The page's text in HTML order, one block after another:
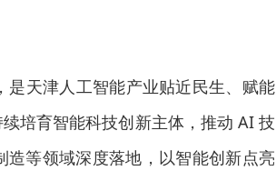
天津人工智能产业贴近民生、赋能
培育智能科技创新主体，推动 AI 技
等领域深度落地，以智能创新点亮